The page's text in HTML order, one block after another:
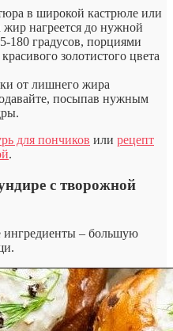
в широкой кастрюле или
жир нагреется до нужной
180 градусов, порциями
золотистого цвета
от лишнего жира
посыпав нужным
для пончиков или рецепт
.
с творожной
ингредиенты – большую